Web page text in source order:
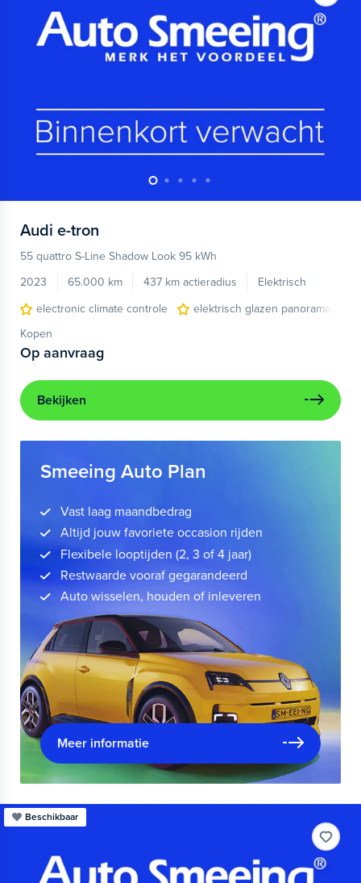
Audi e-tron
55 quattro S-Line Shadow Look 95 kWh
2023
65.000 km 437 km actieradius
Elektrisch
electronic climate controle
elektrisch glazen panorama-dak
Kopen
Op aanvraag
Bekijken
Smeeing Auto Plan
Vast laag maandbedrag
Altijd jouw favoriete occasion rijden
Flexibele looptijden (2, 3 of 4 jaar)
Restwaarde vooraf gegarandeerd
Auto wisselen, houden of inleveren
Meer informatie
Beschikbaar